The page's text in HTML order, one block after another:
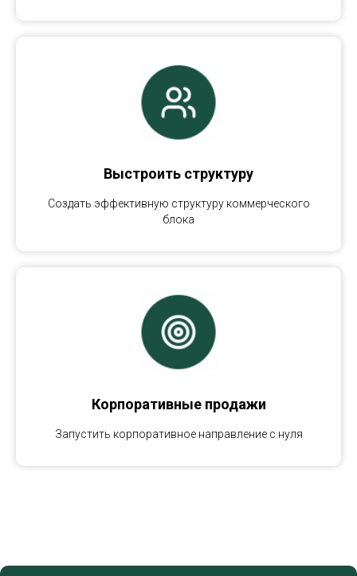
Выстроить структуру
Создать эффективную структуру коммерческого
блока
Корпоративные продажи
Запустить корпоративное направление с нуля